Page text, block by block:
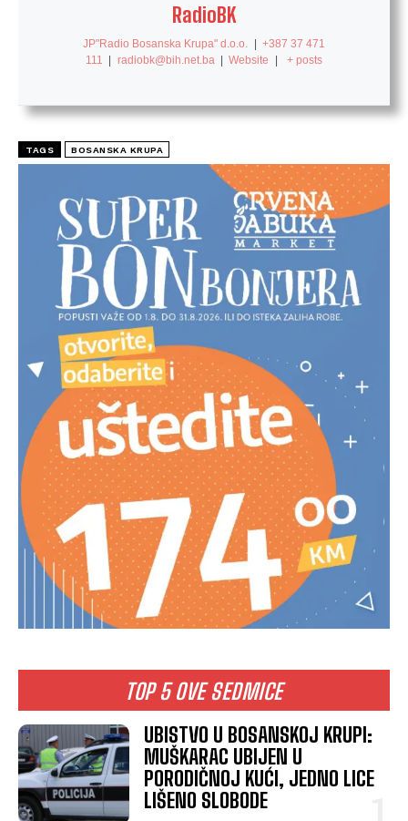
TOP 5 OVE SEDMICE
UBISTVO U BOSANSKOJ KRUPI:
MUŠKARAC UBIJEN U
PORODIČNOJ KUĆI, JEDNO LICE
LIŠENO SLOBODE
RadioBK
JP"Radio Bosanska Krupa" d.o.o.
+387 37 471
111
radiobk@bih.net.ba Website + posts
TAGS BOSANSKA KRUPA